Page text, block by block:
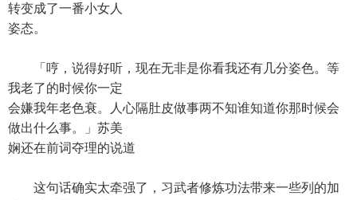
转变成了一番小女人
姿态。
「哼，说得好听，现在无非是你看我还有几分姿色。等
我老了的时候你一定
会嫌我年老色衰。人心隔肚皮做事两不知谁知道你那时候会
做出什么事。」苏美
娴还在前词夺理的说道
这句话确实太牵强了，习武者修炼功法带来一些列的加